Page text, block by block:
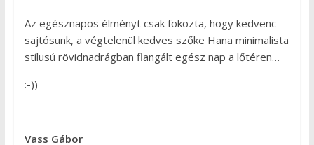
Az egésznapos élményt csak fokozta, hogy kedvenc
sajtósunk, a végtelenül kedves szőke Hana minimalista
stílusú rövidnadrágban flangált egész nap a lőtéren…
:-))
Vass Gábor